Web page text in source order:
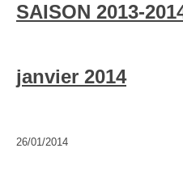
SAISON 2013-
janvier 2014
26/01/2014